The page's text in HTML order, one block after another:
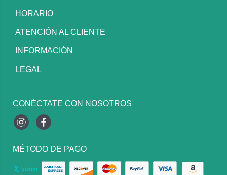
HORARIO
ATENCIÓN AL CLIENTE
INFORMACIÓN
LEGAL
CONÉCTATE CON NOSOTROS
InstagramFacebook
MÉTODO DE PAGO